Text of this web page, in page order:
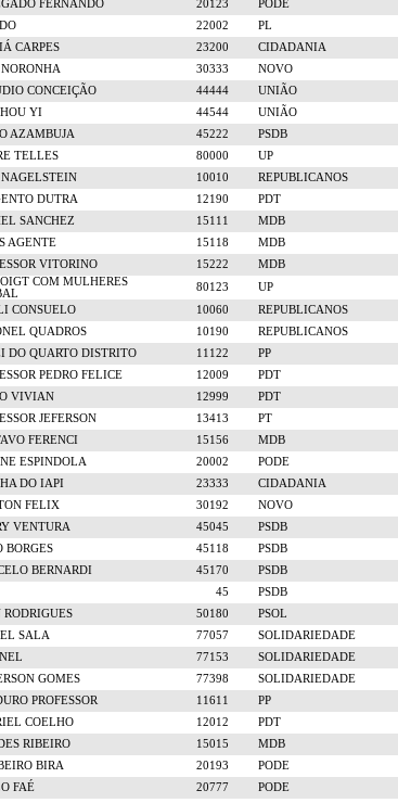
FERNANDO 20123 PODE
22002 PL
CARPES 23200 CIDADANIA
30333 NOVO
CONCEIÇÃO 44444 UNIÃO
YI 44544 UNIÃO
AZAMBUJA 45222 PSDB
TELLES 80000 UP
10010 REPUBLICANOS
DUTRA 12190 PDT
SANCHEZ 15111 MDB
AGENTE 15118 MDB
VITORINO 15222 MDB
COM MULHERES
80123 UP
CONSUELO 10060 REPUBLICANOS
QUADROS 10190 REPUBLICANOS
DO QUARTO DISTRITO 11122 PP
PEDRO FELICE 12009 PDT
VIVIAN 12999 PDT
JEFERSON 13413 PT
FERENCI 15156 MDB
ESPINDOLA 20002 PODE
DO IAPI 23333 CIDADANIA
FELIX 30192 NOVO
VENTURA 45045 PSDB
BORGES 45118 PSDB
BERNARDI 45170 PSDB
45 PSDB
RODRIGUES 50180 PSOL
SALA 77057 SOLIDARIEDADE
77153 SOLIDARIEDADE
GOMES 77398 SOLIDARIEDADE
PROFESSOR 11611 PP
COELHO 12012 PDT
RIBEIRO 15015 MDB
BIRA 20193 PODE
FAÉ 20777 PODE